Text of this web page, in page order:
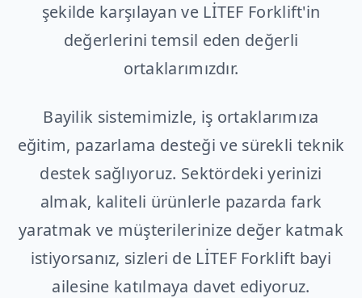
şekilde karşılayan ve LİTEF Forklift'in
değerlerini temsil eden değerli
ortaklarımızdır.
Bayilik sistemimizle, iş ortaklarımıza
eğitim, pazarlama desteği ve sürekli teknik
destek sağlıyoruz. Sektördeki yerinizi
almak, kaliteli ürünlerle pazarda fark
yaratmak ve müşterilerinize değer katmak
istiyorsanız, sizleri de LİTEF Forklift bayi
ailesine katılmaya davet ediyoruz.